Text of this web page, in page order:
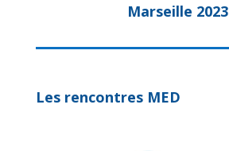
Marseille 2023
Les rencontres MED